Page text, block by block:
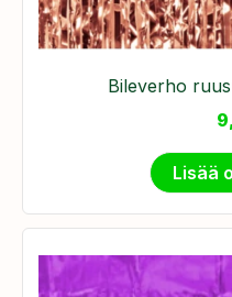
Bileverho
Lisää